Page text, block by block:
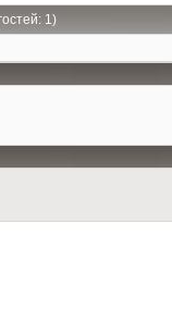
1)